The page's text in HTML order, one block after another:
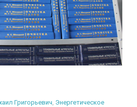
Григорьевич, Энергетическое